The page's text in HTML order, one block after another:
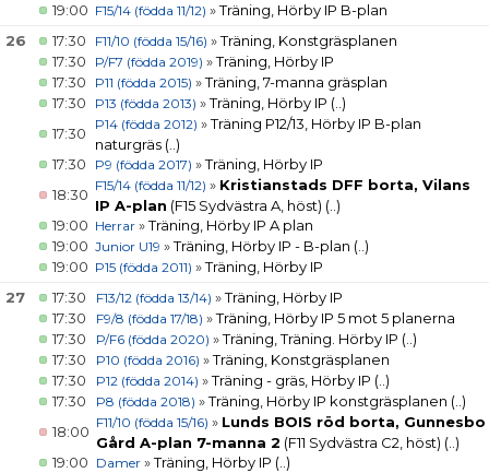
19:00 F15/14 (födda 11/12) »Träning, Hörby IP B-plan
26
17:30 F11/10 (födda 15/16) »Träning, Konstgräsplanen
17:30
P/F7 (födda 2019) »Träning, Hörby IP
17:30
P11 (födda 2015) »Träning, 7-manna gräsplan
17:30
P13 (födda 2013) »Träning, Hörby IP (..)
17:30
P14 (födda 2012) »Träning P12/13, Hörby IP B-plan
naturgräs (..)
17:30
P9 (födda 2017) »Träning, Hörby IP
18:30
F15/14 (födda 11/12) » Kristianstads DFF borta, Vilans
IP A-plan (F15 Sydvästra A, höst) (..)
19:00 Herrar »Träning, Hörby IP A plan
19:00 Junior U19 »Träning, Hörby IP - B-plan (..)
19:00 P15 (födda 2011) »Träning, Hörby IP
27
17:30 F13/12 (födda 13/14) »Träning, Hörby IP
17:30
F9/8 (födda 17/18) »Träning, Hörby IP 5 mot 5 planerna
17:30
P/F6 (födda 2020) »Träning, Träning. Hörby IP (..)
17:30
P10 (födda 2016) »Träning, Konstgräsplanen
17:30
P12 (födda 2014) »Träning - gräs, Hörby IP (..)
17:30
P8 (födda 2018) »Träning, Hörby IP konstgräsplanen (..)
18:00
F11/10 (födda 15/16) » Lunds BOIS röd borta, Gunnesbo
Gård A-plan 7-manna 2 (F11 Sydvästra C2, höst) (..)
19:00 Damer »Träning, Hörby IP (..)